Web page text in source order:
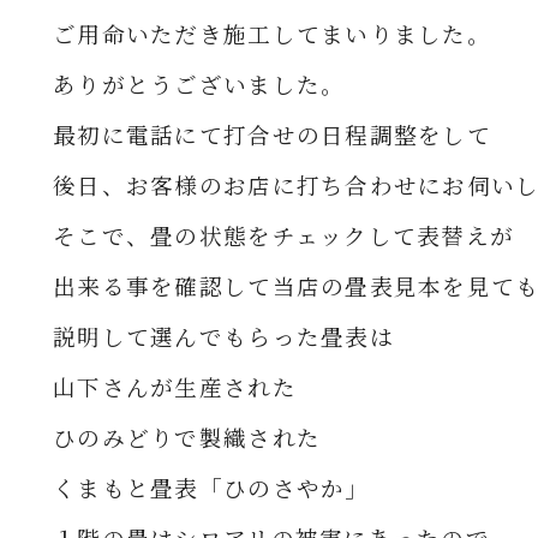
ご用命いただき施工してまいりました。
ありがとうございました。
最初に電話にて打合せの日程調整をして
後日、お客様のお店に打ち合わせにお伺いし
そこで、畳の状態をチェックして表替えが
出来る事を確認して 当店の畳表見本を見て
説明して選んでもらった畳表は
山下さんが生産された
ひのみどりで製織された
くまもと畳表「ひのさやか」